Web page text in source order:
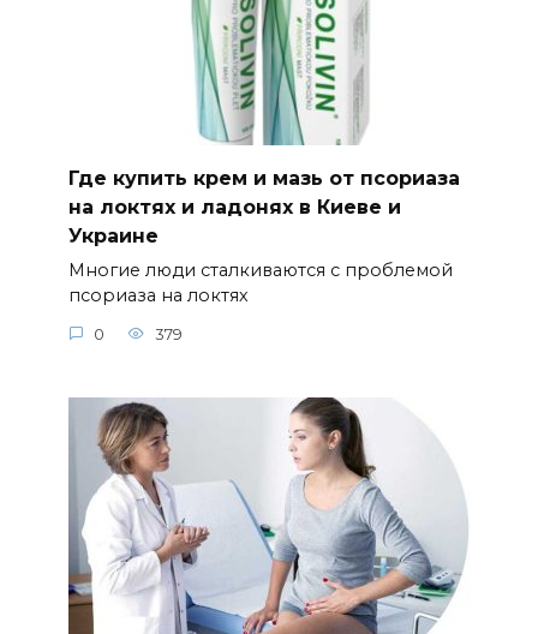
Где купить крем и мазь от псориаза
на локтях и ладонях в Киеве и
Украине
Многие люди сталкиваются с проблемой
псориаза на локтях
0 379